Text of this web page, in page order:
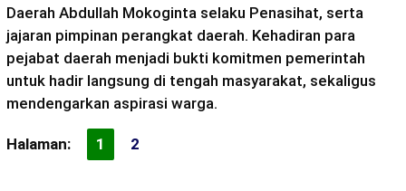
Daerah Abdullah Mokoginta selaku Penasihat, serta
jajaran pimpinan perangkat daerah. Kehadiran para
pejabat daerah menjadi bukti komitmen pemerintah
untuk hadir langsung di tengah masyarakat, sekaligus
mendengarkan aspirasi warga.
Halaman: 1 2